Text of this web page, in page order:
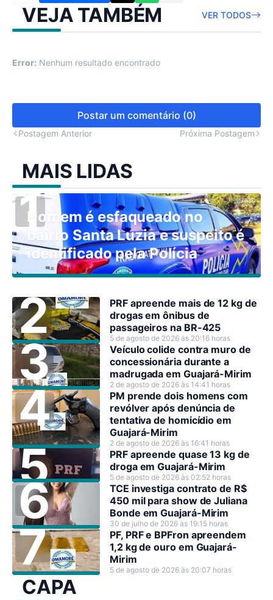
VEJA TAMBÉM VER TODOS
Error: Nenhum resultado encontrado
Postar um comentário (0)
Postagem Anterior Próxima Postagem
MAIS LIDAS
Homem é esfaqueado no
bairro Santa Luzia e suspeito é
identificado pela Polícia
PRF apreende mais de 12 kg de
drogas em ônibus de
passageiros na BR-425
5 de agosto de 2026 às 20:16 horas
Veículo colide contra muro de
concessionária durante a
madrugada em Guajará-Mirim
2 de agosto de 2026 às 14:41 horas
PM prende dois homens com
revólver após denúncia de
tentativa de homicídio em
Guajará-Mirim
2 de agosto de 2026 às 16:41 horas
PRF apreende quase 13 kg de
droga em Guajará-Mirim
5 de agosto de 2026 às 02:52 horas
TCE investiga contrato de R$
450 mil para show de Juliana
Bonde em Guajará-Mirim
30 de julho de 2026 às 19:15 horas
PF, PRF e BPFron apreendem
1,2 kg de ouro em Guajará-
Mirim
5 de agosto de 2026 às 20:07 horas
CAPA